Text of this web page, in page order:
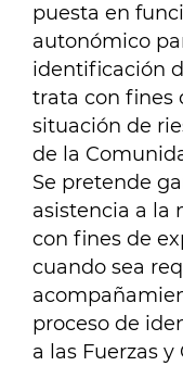
puesta en
autonómico
identificación
trata con fines
situación de
de la
Se pretende
asistencia a la
con fines de
cuando sea
proceso de
a las Fuerzas